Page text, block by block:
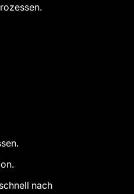
nach